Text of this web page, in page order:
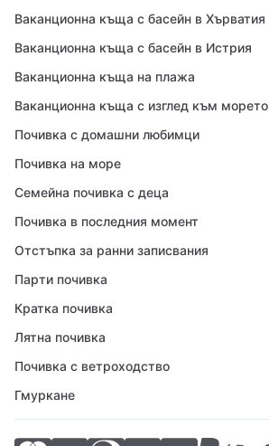
Ваканционна къща с басейн в Хърватия
Ваканционна къща с басейн в Истрия
Ваканционна къща на плажа
Ваканционна къща с изглед към морето
Почивка с домашни любимци
Почивка на море
Семейна почивка с деца
Почивка в последния момент
Отстъпка за ранни записвания
Парти почивка
Кратка почивка
Лятна почивка
Почивка с ветроходство
Гмуркане